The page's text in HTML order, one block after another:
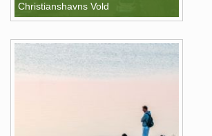
Christianshavns Vold